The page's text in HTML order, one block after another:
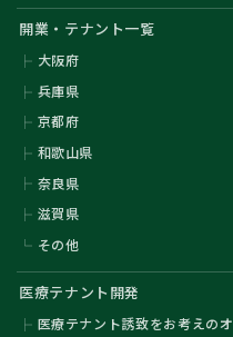
開業・テナント一覧
大阪府
兵庫県
京都府
和歌山県
奈良県
滋賀県
その他
医療テナント開発
医療テナント誘致をお考えのオ